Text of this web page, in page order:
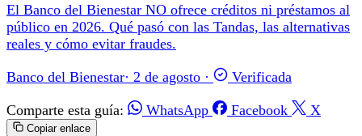
El Banco del Bienestar NO ofrece créditos ni préstamos al
público en 2026. Qué pasó con las Tandas, las alternativas
reales y cómo evitar fraudes.
Banco del Bienestar· 2 de agosto · Verificada
Comparte esta guía: WhatsApp Facebook X
Copiar enlace